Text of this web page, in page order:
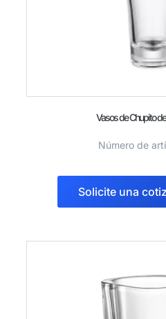
Vasos de Chupito
Número de
Solicite una